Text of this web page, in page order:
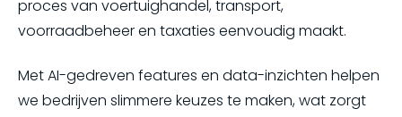
proces van voertuighandel, transport,
voorraadbeheer en taxaties eenvoudig maakt.
Met AI-gedreven features en data-inzichten helpen
we bedrijven slimmere keuzes te maken, wat zorgt